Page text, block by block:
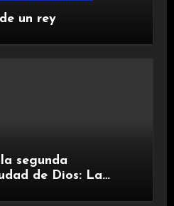
un rey
segunda
de Dios: La